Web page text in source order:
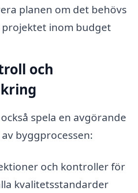
planen om det behövs
inom budget
och
spela en avgörande
byggprocessen:
och kontroller för
kvalitetsstandarder